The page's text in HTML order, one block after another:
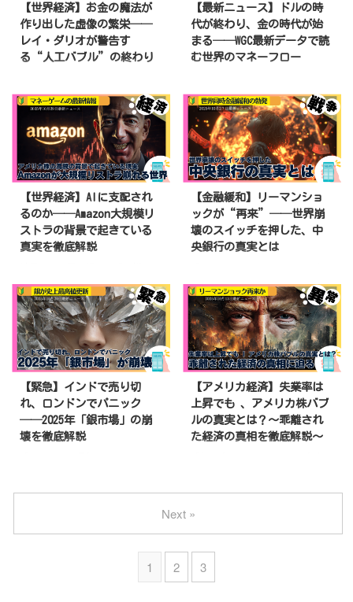
の為替介入を実施しました。 そ
れでも円は5月、主要10通貨の中
で最弱通貨となり、6月1日午後
の東京市場では1ドル159円台半
市場は、こう見ているということ
です。 介入だけでは、円安の流
れは変えられない。 この記事を
最後まで読むと、なぜ11兆円介
入でも円安が止まらなかっ ...
では動かないということ。 AIに
は、巨大な電力、膨大なGPU、
冷却設備、そして超大型データセ
ンターが必要だ。 つまり── AI時
る。この記事を最後まで読むと、
最新のAI情報が無料で手に入りま
す。情報の鮮度が命の時代です。
大切な人にシェアして、繰り返し
読み ...
【世界経済】お金の魔法が
作り出した虚像の繁栄──
レイ・ダリオが警告す
る“人工バブル”の終わり
っただ中にあります。 インフ
レ、債務、政治対立、そして通貨
の信頼崩壊──。 これらが同時に
進行するとき、歴史は必ず新しい
秩序を生み出してきました。 世
界のヘッジファンドマネージャ
ー、レイ・ダリオ氏は、この現象
をビッグ・サイクルと呼びます。
それは単なる景気循環ではなく、
国家と通貨体制が入れ替わる“文
明の地殻変動”です。 債務の限
気候変動、そしてAI革命── この
5つの力が複雑に絡み合い、世界
のパワーバランスを根底から揺さ
ぶっています。 かつてロ ...
【最新ニュース】ドルの時
代が終わり、金の時代が始
まる──WGC最新データで読
む世界のマネーフロー
が大きく揺らいでいる
ドル離
れ、中央銀行の金爆買い、そして
迫るインフレの再燃。いま
「1970年代の再来」と囁かれる
中、金は“最後の避難先”として再
び脚光を浴びています。 この記
事を最後まで読めば、なぜ世界が
金に殺到しているのか、ゴールド
はもう天井なのか？初心者の方に
でも分かりやすく徹底解説してい
きます
何が起きている？〜金
BREAKING: Gold funds posted a
r ...
【世界経済】AIに支配され
るのか──Amazon大規模リ
ストラの背景で起きている
真実を徹底解説
としている──。株価は最高値、
AI関連銘柄は連日ニュースの主
役。でもその裏で、Amazonは
1.4万人をリストラをし、各国は
再び「利下げラッシュ」へ。一
体、何が本当に起きているのか？
表向きの「AI革命」の裏で、静か
に崩れ始めている世界経済の歯車
を追います。 この記事では、現
時点で公開されているブルームバ
ーグ、政府公開データ、報道内容
【金融緩和】リーマンショ
ックが“再来”──世界崩
壊のスイッチを押した、中
央銀行の真実とは
かもしれない──」 世界の中央銀
行が、わずか24ヶ月で312回もの
利下げを実施。 この数字は2008
年の金融危機直後（313回）とた
った1回差しかないことをあなた
はご存知でしょうか？ 今、世界
は再び“同じ過ち”を繰り返そうと
している。これは終わりの始まり
か、それとも“最終上昇局面”のサ
インなのか？最後まで読めば、こ
の不況経済で生き抜く方法が分か
整理して執筆し ...
【緊急】インドで売り切
れ、ロンドンでパニック
──2025年「銀市場」の崩
壊を徹底解説
年、インドでの“銀買い狂騒”が世
界を揺るがし、ロンドン市場まで
もが機能不全に陥りました。この
記事では、なぜ銀市場が壊れたの
【アメリカ経済】失業率は
上昇でも 、アメリカ株バブ
ルの真実とは？〜乖離され
た経済の真相を徹底解説〜
けで約15％上昇、たった半年で
36％高という異常なペースで
す。しかし、同時に失業率は
4.3％へ上昇し、雇用の伸びは10
万人を下回るという冷え込みが進
1 2 3
Next »